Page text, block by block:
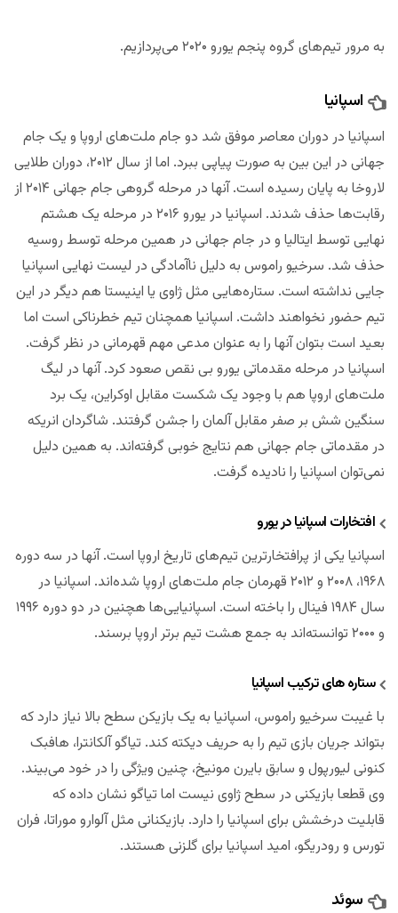
به مرور تیم‌های گروه پنجم یورو ۲۰۲۰ می‌پردازیم.
اسپانیا
اسپانیا در دوران معاصر موفق شد دو جام ملت‌های اروپا و یک جام
جهانی در این بین به صورت پیاپی ببرد. اما از سال ۲۰۱۲، دوران طلایی
لاروخا به پایان رسیده است. آنها در مرحله گروهی جام جهانی ۲۰۱۴ از
رقابت‌ها حذف شدند. اسپانیا در یورو ۲۰۱۶ در مرحله یک هشتم
نهایی توسط ایتالیا و در جام جهانی در همین مرحله توسط روسیه
حذف شد. سرخیو راموس به دلیل ناآمادگی در لیست نهایی اسپانیا
جایی نداشته است. ستاره‌هایی مثل ژاوی یا اینیستا هم دیگر در این
تیم حضور نخواهند داشت. اسپانیا همچنان تیم خطرناکی است اما
بعید است بتوان آنها را به عنوان مدعی مهم قهرمانی در نظر گرفت.
اسپانیا در مرحله مقدماتی یورو بی نقص صعود کرد. آنها در لیگ
ملت‌های اروپا هم با وجود یک شکست مقابل اوکراین، یک برد
سنگین شش بر صفر مقابل آلمان را جشن گرفتند. شاگردان انریکه
در مقدماتی جام جهانی هم نتایج خوبی گرفته‌اند. به همین دلیل
نمی‌توان اسپانیا را نادیده گرفت.
افتخارات اسپانیا در یورو
اسپانیا یکی از پرافتخارترین تیم‌های تاریخ اروپا است. آنها در سه دوره
۱۹۶۸، ۲۰۰۸ و ۲۰۱۲ قهرمان جام ملت‌های اروپا شده‌اند. اسپانیا در
سال ۱۹۸۴ فینال را باخته است. اسپانیایی‌ها هچنین در دو دوره ۱۹۹۶
و ۲۰۰۰ توانسته‌اند به جمع هشت تیم برتر اروپا برسند.
ستاره های ترکیب اسپانیا
با غیبت سرخیو راموس، اسپانیا به یک بازیکن سطح بالا نیاز دارد که
بتواند جریان بازی تیم را به حریف دیکته کند. تیاگو آلکانترا، هافبک
کنونی لیورپول و سابق بایرن مونیخ، چنین ویژگی را در خود می‌بیند.
وی قطعا بازیکنی در سطح ژاوی نیست اما تیاگو نشان داده که
قابلیت درخشش برای اسپانیا را دارد. بازیکنانی مثل آلوارو موراتا، فران
تورس و رودریگو، امید اسپانیا برای گلزنی هستند.
سوئد